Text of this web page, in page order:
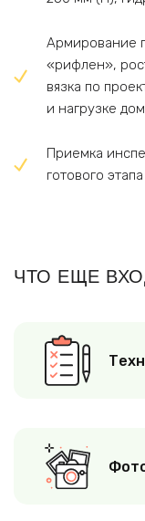
Армирование
«рифлен»,
вязка по
и нагрузке
Приемка
готового
ЧТО ЕЩЕ